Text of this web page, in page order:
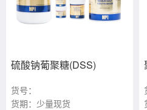
硫酸钠葡聚糖(DSS)
货号：
0216011080/0216011090
货期：少量现货